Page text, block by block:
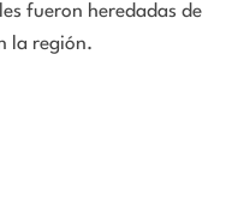
fueron heredadas de
la región.